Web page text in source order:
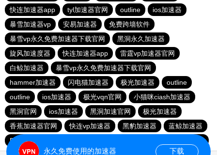
快连加速器app
tyl加速器官网 outline
ios加速器
暴雪加速器vp
安易加速器
免费跨墙软件
暴雪vp永久免费加速器下载官网
黑洞永久加速器
旋风加速度器
快连加速器app
雷霆vp加速器官网
白鲸加速器
暴雪vp永久免费加速器下载官网
hammer加速器
闪电猫加速器 极光加速器
outline
outline
ios加速器 极光vqn官网
小猫咪ciash加速器
黑洞官网
ios加速器 黑洞加速官网
极光加速器
香蕉加速器官网
快连vp加速器 黑豹加速器
蓝鲸加速器
BitzNet官网
hammer加速器
永久免费使用的加速器 下载